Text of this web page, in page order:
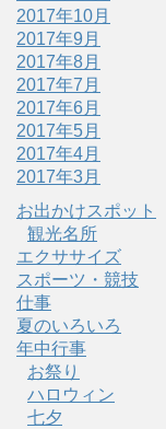
2017年10月
2017年9月
2017年8月
2017年7月
2017年6月
2017年5月
2017年4月
2017年3月
お出かけスポット
観光名所
エクササイズ
スポーツ・競技
仕事
夏のいろいろ
年中行事
お祭り
ハロウィン
七夕